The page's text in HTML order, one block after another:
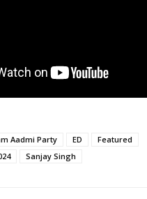
Aadmi Party ED
Featured
Sanjay Singh